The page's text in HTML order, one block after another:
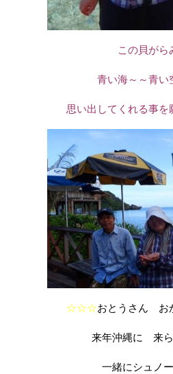
この貝がら
青い海～～青い
思い出してくれる事
☆☆☆おとうさん お
来年沖縄に 来
一緒にシュノ